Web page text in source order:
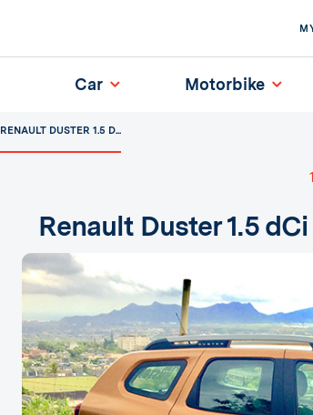
Car Motorbike
RENAULT DUSTER 1.5 D...
Renault Duster 1.5